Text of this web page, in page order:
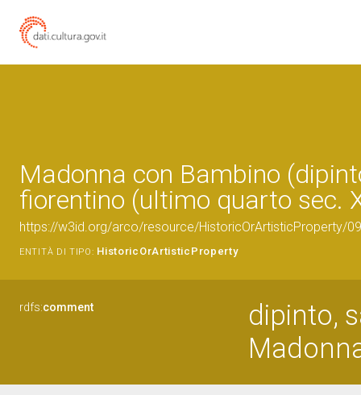
Madonna con Bambino
fiorentino (ultimo quarto sec.
https://w3id.org/arco/resource/HistoricOrArtisticProperty/
ENTITÀ DI TIPO: HistoricOrArtisticProperty
rdfs:comment
dipinto,